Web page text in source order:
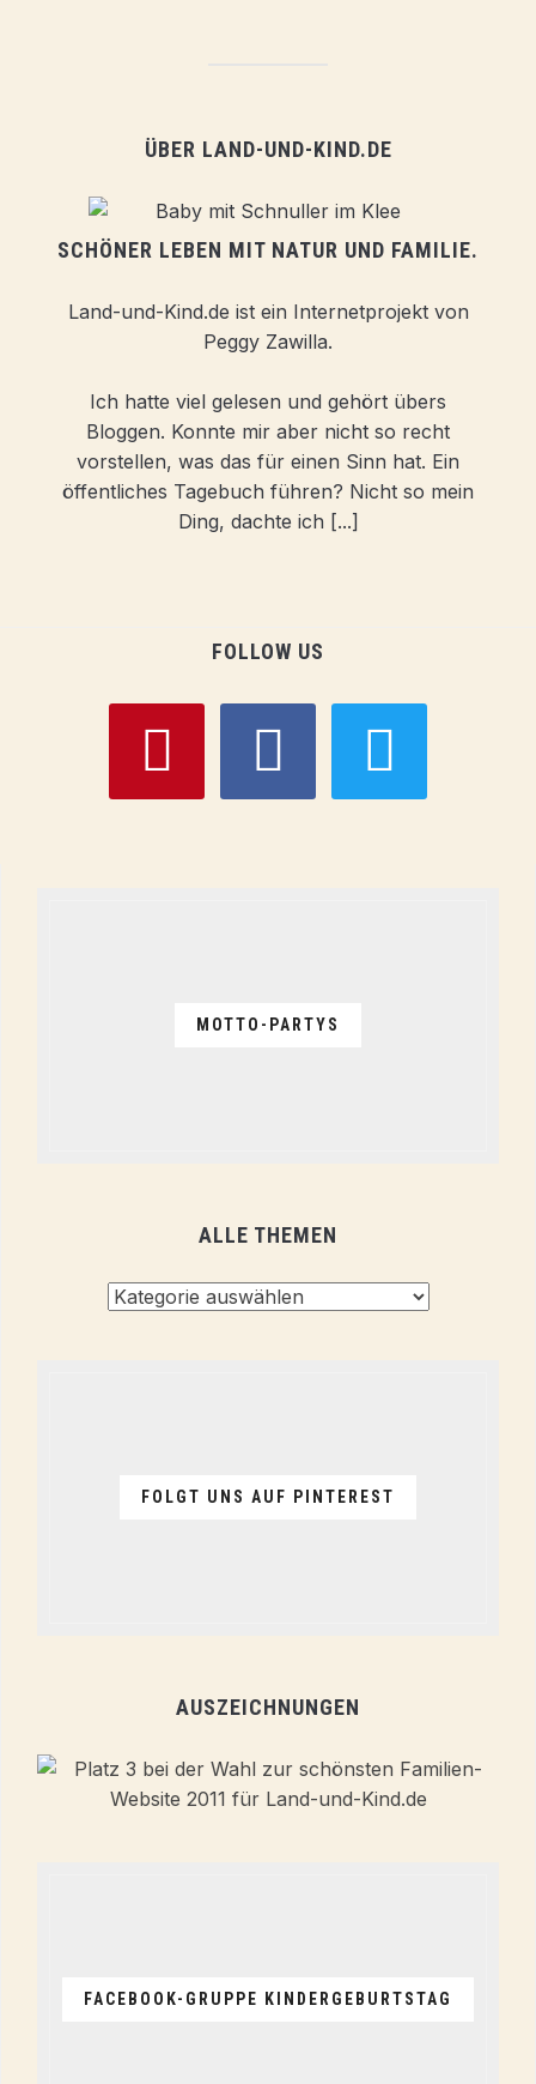
ÜBER LAND-UND-KIND.DE
SCHÖNER LEBEN MIT NATUR UND FAMILIE.
Land-und-Kind.de ist ein Internetprojekt von
Peggy Zawilla.
Ich hatte viel gelesen und gehört übers
Bloggen. Konnte mir aber nicht so recht
vorstellen, was das für einen Sinn hat. Ein
öffentliches Tagebuch führen? Nicht so mein
Ding, dachte ich [...]
FOLLOW US
MOTTO-PARTYS
ALLE THEMEN
FOLGT UNS AUF PINTEREST
AUSZEICHNUNGEN
FACEBOOK-GRUPPE KINDERGEBURTSTAG